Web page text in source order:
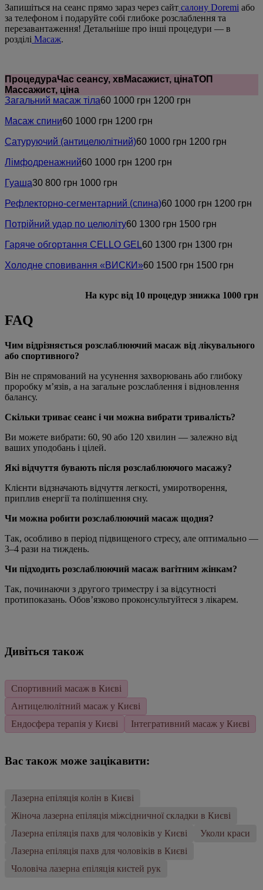
Запишіться на сеанс прямо зараз через сайт салону Doremi або
за телефоном і подаруйте собі глибоке розслаблення та
перезавантаження! Детальніше про інші процедури — в
розділі Масаж.
ПроцедураЧас сеансу, хв Масажист, цінаТОП
Массажист, ціна
Загальний масаж тіла60 1000 грн 1200 грн
Масаж спини60 1000 грн 1200 грн
Сатуруючий (антицелюлітний)60 1000 грн 1200 грн
Лімфодренажний60 1000 грн 1200 грн
Гуаша30 800 грн 1000 грн
Рефлекторно-сегментарний (спина)60 1000 грн 1200 грн
Потрійний удар по целюліту60 1300 грн 1500 грн
Гаряче обгортання CELLO GEL60 1300 грн 1300 грн
Холодне сповивання «ВИСКИ»60 1500 грн 1500 грн
На курс від 10 процедур знижка 1000 грн
FAQ
Чим відрізняється розслаблюючий масаж від лікувального
або спортивного?
Він не спрямований на усунення захворювань або глибоку
проробку м’язів, а на загальне розслаблення і відновлення
балансу.
Скільки триває сеанс і чи можна вибрати тривалість?
Ви можете вибрати: 60, 90 або 120 хвилин — залежно від
ваших уподобань і цілей.
Які відчуття бувають після розслаблюючого масажу?
Клієнти відзначають відчуття легкості, умиротворення,
приплив енергії та поліпшення сну.
Чи можна робити розслаблюючий масаж щодня?
Так, особливо в період підвищеного стресу, але оптимально —
3–4 рази на тиждень.
Чи підходить розслаблюючий масаж вагітним жінкам?
Так, починаючи з другого триместру і за відсутності
протипоказань. Обов’язково проконсультуйтеся з лікарем.
Дивіться також
Спортивний масаж в Києві
Антицелюлітний масаж у Києві
Ендосфера терапія у Києві
Інтегративний масаж у Києві
Вас також може зацікавити:
Лазерна епіляція колін в Києві
Жіноча лазерна епіляція міжсідничної складки в Києві
Лазерна епіляція пахв для чоловіків у Києві
Уколи краси
Лазерна епіляція пахв для чоловіків в Києві
Чоловіча лазерна епіляція кистей рук